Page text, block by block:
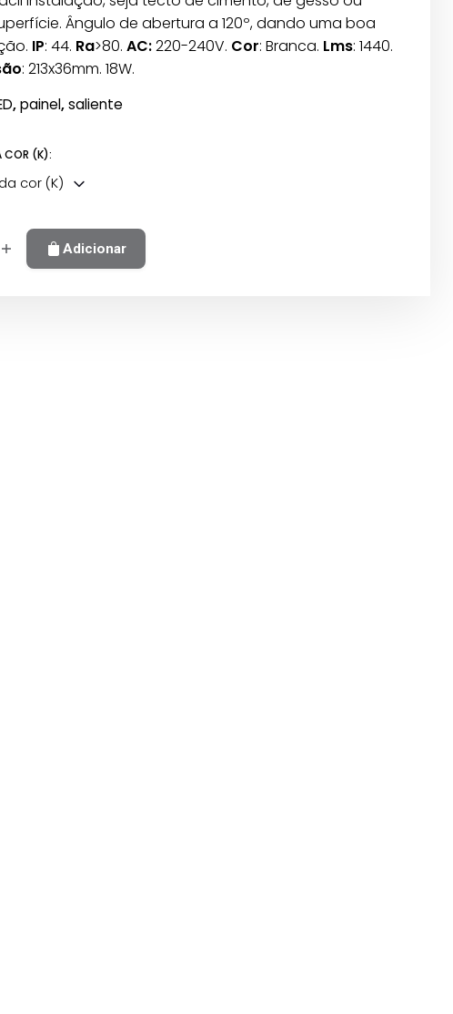
Ângulo de abertura a 120º, dando uma boa
IP: 44. Ra>80. AC:220-240V. Cor: Branca. Lms: 1440.
: 213x36mm. 18W.
,painel,saliente
COR (K):
cor (K)
Adicionar